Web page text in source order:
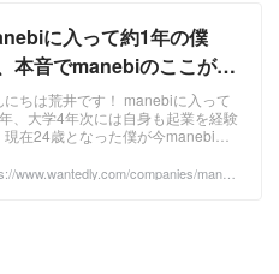
で、後日（いつになるのかは未定）
に社内アンケートを取り、正式な順
その際に発表してもいいかなと思っ
ますがどうなるのか。 取り急ぎ、僕
断と偏見で勝手にBEST3を発表して
に入って約1年の僕
本音でmanebiのここが好
BEST3を発表します | 株
社manebi
にちは荒井です！ manebiに入って
、大学4年次には自身も起業を経験
現在24歳となった僕が今manebiで
らつらと記しても読みにくいかと思
www.wantedly.com/companies/maneb